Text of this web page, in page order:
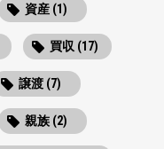
資産 (1)
買収 (17)
譲渡 (7)
親族 (2)